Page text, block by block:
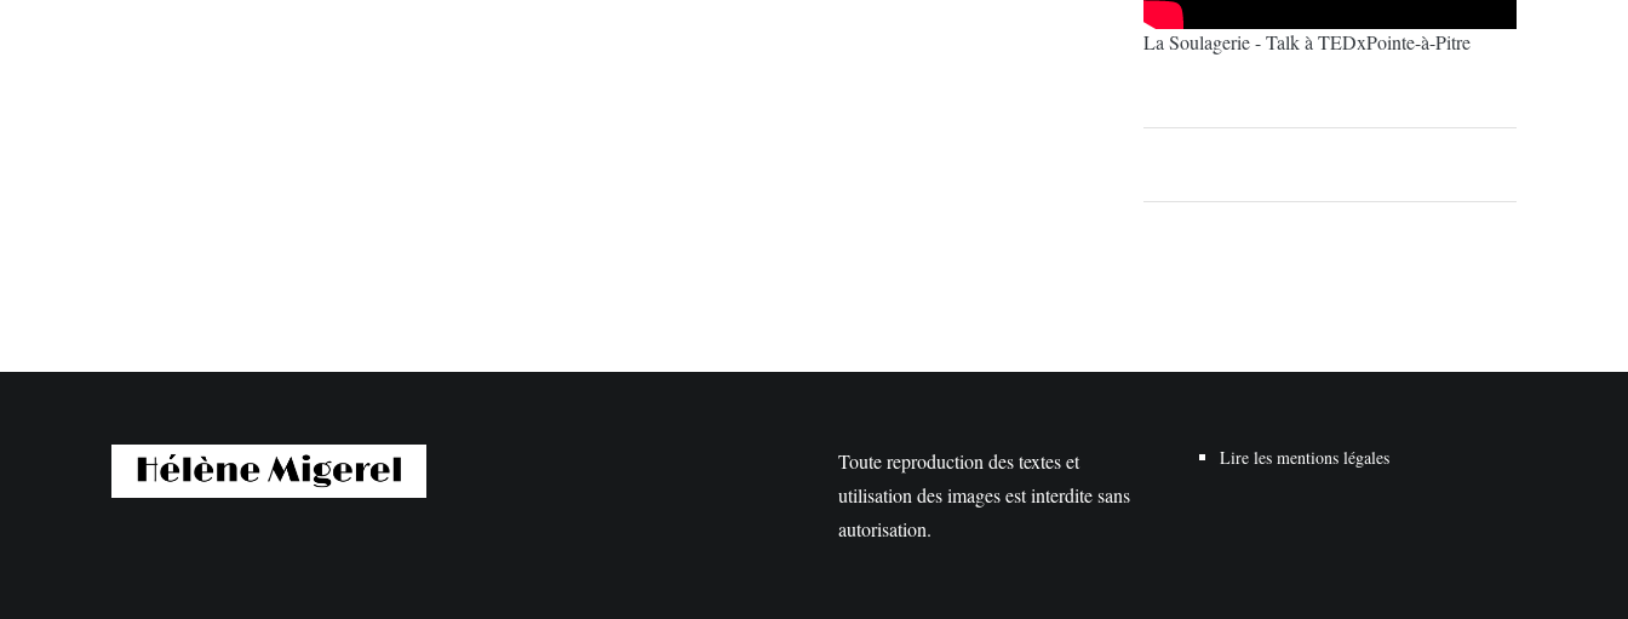
La Soulagerie - Talk à TEDxPointe-à-Pitre
Toute reproduction des textes et
utilisation des images est interdite sans
autorisation.
Lire les mentions légales